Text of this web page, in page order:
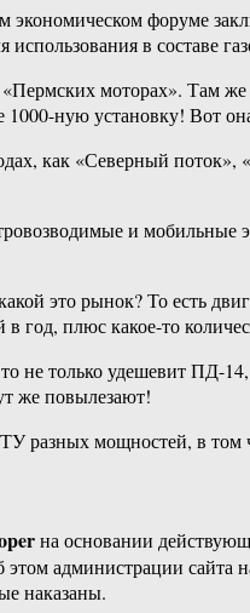
форуме
в составе
моторах». Там
ную установку! Вот
как «Северный
и
это рынок? То есть
в год, плюс какое-то
только удешевит ПД-14,
же повылезают!
мощностей, в том
на основании
администрации сайта
наказаны.